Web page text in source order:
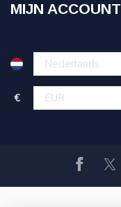
MIJN ACCOUNT
€